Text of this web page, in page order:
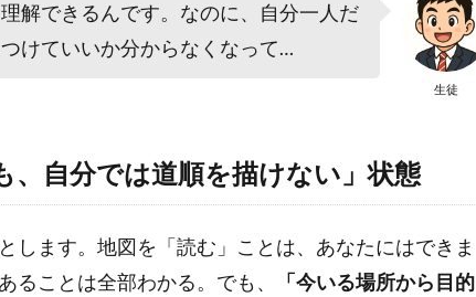
生徒
解できるんです。なのに、自分一人だ
けていいか分からなくなって…
、自分では道順を描けない」状態
します。地図を「読む」ことは、あなたにはできま
ることは全部わかる。でも、
「今いる場所から目的